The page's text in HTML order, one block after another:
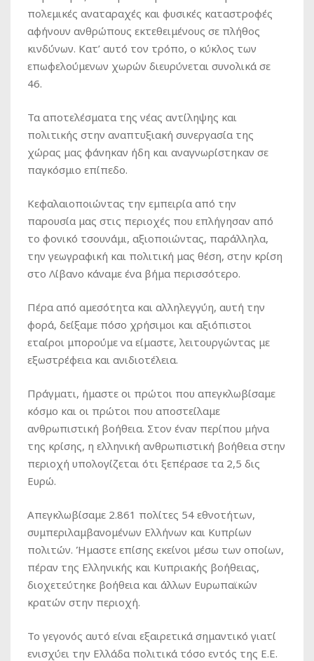
πολεμικές αναταραχές και φυσικές καταστροφές
αφήνουν ανθρώπους εκτεθειμένους σε πλήθος
κινδύνων. Κατ’ αυτό τον τρόπο, ο κύκλος των
επωφελούμενων χωρών διευρύνεται συνολικά σε
46.
Τα αποτελέσματα της νέας αντίληψης και
πολιτικής στην αναπτυξιακή συνεργασία της
χώρας μας φάνηκαν ήδη και αναγνωρίστηκαν σε
παγκόσμιο επίπεδο.
Κεφαλαιοποιώντας την εμπειρία από την
παρουσία μας στις περιοχές που επλήγησαν από
το φονικό τσουνάμι, αξιοποιώντας, παράλληλα,
την γεωγραφική και πολιτική μας θέση, στην κρίση
στο Λίβανο κάναμε ένα βήμα περισσότερο.
Πέρα από αμεσότητα και αλληλεγγύη, αυτή την
φορά, δείξαμε πόσο χρήσιμοι και αξιόπιστοι
εταίροι μπορούμε να είμαστε, λειτουργώντας με
εξωστρέφεια και ανιδιοτέλεια.
Πράγματι, ήμαστε οι πρώτοι που απεγκλωβίσαμε
κόσμο και οι πρώτοι που αποστείλαμε
ανθρωπιστική βοήθεια. Στον έναν περίπου μήνα
της κρίσης, η ελληνική ανθρωπιστική βοήθεια στην
περιοχή υπολογίζεται ότι ξεπέρασε τα 2,5 δις
Ευρώ.
Απεγκλωβίσαμε 2.861 πολίτες 54 εθνοτήτων,
συμπεριλαμβανομένων Ελλήνων και Κυπρίων
πολιτών. Ήμαστε επίσης εκείνοι μέσω των οποίων,
πέραν της Ελληνικής και Κυπριακής βοήθειας,
διοχετεύτηκε βοήθεια και άλλων Ευρωπαϊκών
κρατών στην περιοχή.
Το γεγονός αυτό είναι εξαιρετικά σημαντικό γιατί
ενισχύει την Ελλάδα πολιτικά τόσο εντός της Ε.Ε.